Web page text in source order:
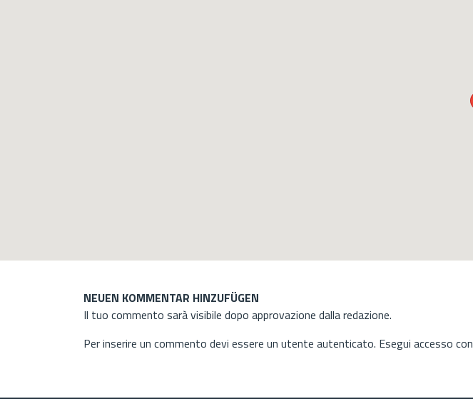
NEUEN KOMMENTAR HINZUFÜGEN
Il tuo commento sarà visibile dopo approvazione dalla redazione.
Per inserire un commento devi essere un utente autenticato. Esegui accesso con